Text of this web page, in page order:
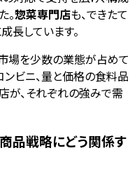
惣菜専門店も、できたて
長しています。
場を少数の業態が占めて
ビニ、量と価格の食料品
が、それぞれの強みで需
品戦略にどう関係す